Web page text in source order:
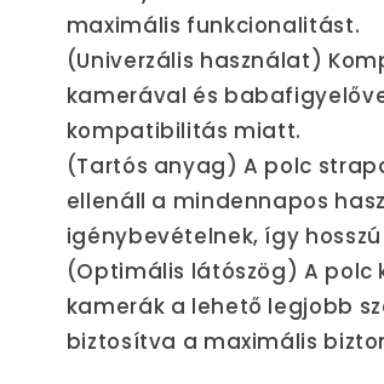
maximális funkcionalitást.
(Univerzális használat)
kamerával és
kompatibilitás miatt.
(Tartós anyag) A polc
ellenáll a mindennapos
igénybevételnek, így
(Optimális látószög) A polc
kamerák a lehető legjobb
biztosítva a maximális